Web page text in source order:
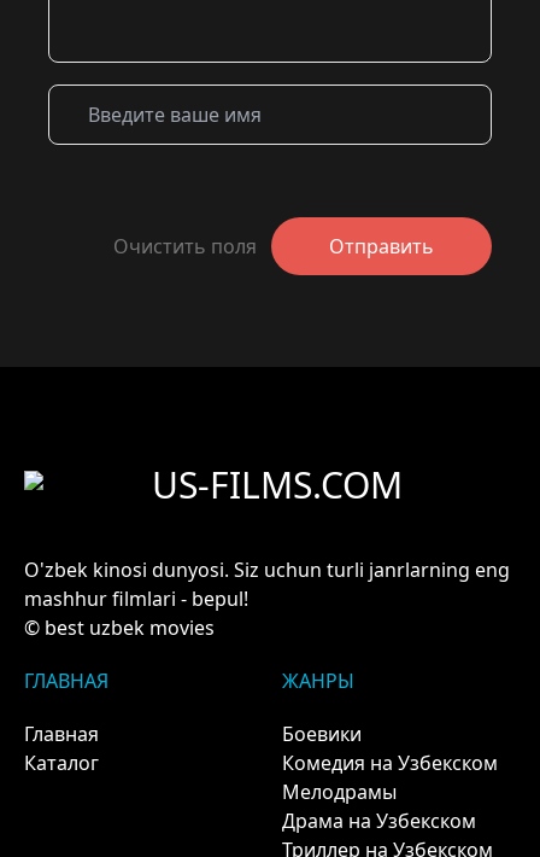
Очистить поля Отправить
US-FILMS.COM
O'zbek kinosi dunyosi. Siz uchun turli janrlarning eng
mashhur filmlari - bepul!
© best uzbek movies
ГЛАВНАЯ
Главная
Каталог
ЖАНРЫ
Боевики
Комедия на Узбекском
Мелодрамы
Драма на Узбекском
Триллер на Узбекском